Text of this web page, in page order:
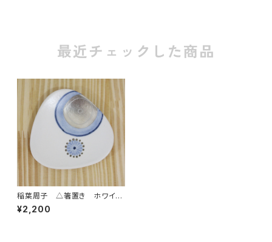
最近チェックした商品
稲葉周子 △箸置き ホワイト
1
¥2,200